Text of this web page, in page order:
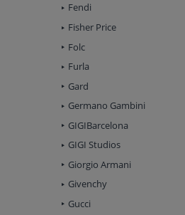
Fendi
Fisher Price
Folc
Furla
Gard
Germano Gambini
GIGIBarcelona
GIGI Studios
Giorgio Armani
Givenchy
Gucci